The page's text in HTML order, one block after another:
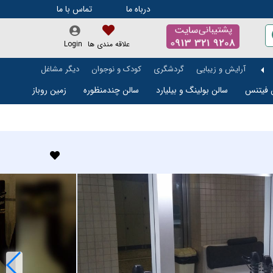
درباه ما تماس با ما
علاقه مندی ها Login
تالار و باغ تالار
آرایش و زیبایی گردشگری کودک و نوجوان
دیگر مشاغل
فیتنس سالن بولینگ و بیلیارد سالن چندمنظوره
زمین روباز